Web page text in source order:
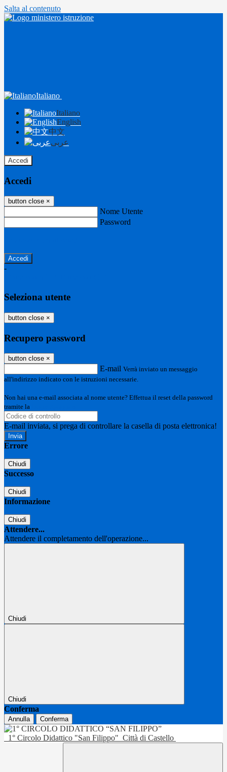
Salta al contenuto
Italiano
Italiano
English
中文
عربى
Accedi
Accedi
button close ×
Nome Utente
Password
-
Seleziona utente
button close ×
Recupero password
button close ×
E-mail Verrà inviato un messaggio
all'indirizzo indicato con le istruzioni necessarie.
Non hai una e-mail associata al nome utente? Effettua il reset della password
tramite la
E-mail inviata, si prega di controllare la casella di posta elettronica!
Errore
Chiudi
Successo
Chiudi
Informazione
Chiudi
Attendere...
Attendere il completamento dell'operazione...
Chiudi
Chiudi
Conferma
Annulla Conferma
1° Circolo Didattico "San Filippo" Città di Castello